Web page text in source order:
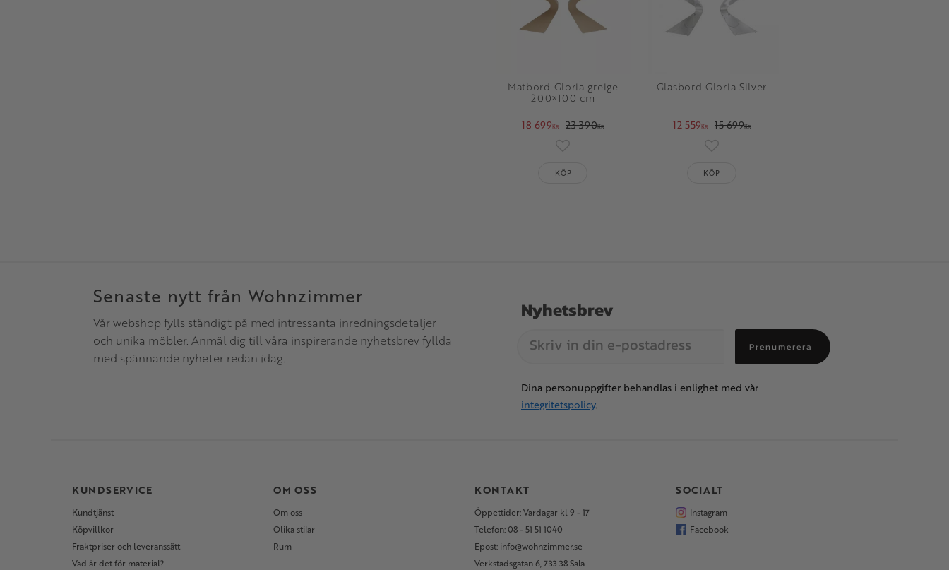
Matbord Gloria greige
200×100 cm
18 699KR 23 390KR
Lägg till i favoriter
KÖP
Glasbord Gloria Silver
12 559KR 15 699KR
Lägg till i favoriter
KÖP
Senaste nytt från Wohnzimmer
Vår webshop fylls ständigt på med intressanta inredningsdetaljer
och unika möbler. Anmäl dig till våra inspirerande nyhetsbrev fyllda
med spännande nyheter redan idag.
Nyhetsbrev
Prenumerera
Dina personuppgifter behandlas i enlighet med vår
integritetspolicy.
KUNDSERVICE
Kundtjänst
Köpvillkor
Fraktpriser och leveranssätt
Vad är det för material?
OM OSS
Om oss
Olika stilar
Rum
KONTAKT
Öppettider: Vardagar kl 9 - 17
Telefon: 08 - 51 51 1040
Epost: info@wohnzimmer.se
Verkstadsgatan 6, 733 38 Sala
SOCIALT
Instagram
Facebook